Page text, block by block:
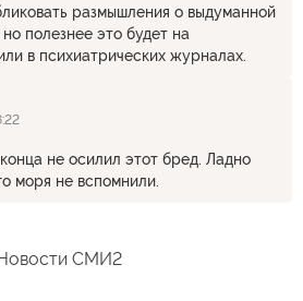
размышления о выдуманной
полезнее это будет на
в психиатрических журналах.
не осилил этот бред. Ладно
моря не вспомнили.
СМИ2